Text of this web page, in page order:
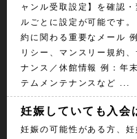
ャンル受取設定】を確認
ルごとに設定が可能です
約に関わる重要なメール
リシー、マンスリー規約
ナンス／休館情報 例：年
テムメンテナンスなど ...
妊娠していても入会
妊娠の可能性がある方、